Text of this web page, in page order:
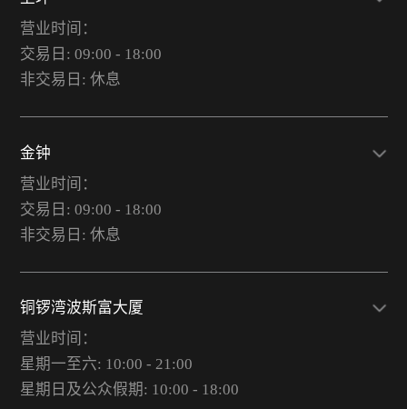
营业时间：
交易日: 09:00 - 18:00
非交易日: 休息
金钟
营业时间：
交易日: 09:00 - 18:00
非交易日: 休息
铜锣湾波斯富大厦
营业时间：
星期一至六: 10:00 - 21:00
星期日及公众假期: 10:00 - 18:00